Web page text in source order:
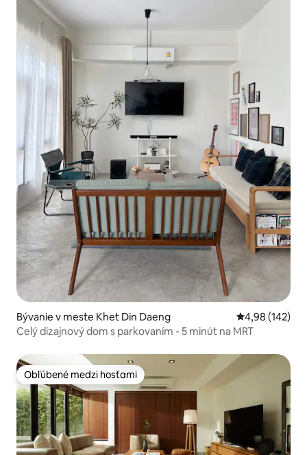
Bývanie v meste Khet Din Daeng Priemerné
4,98 (142)
Celý dizajnový dom s parkovaním - 5 minút na MRT
Obľúbené medzi hosťami
Obľúbené medzi hosťami